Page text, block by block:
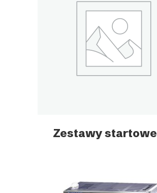
Zestawy startowe